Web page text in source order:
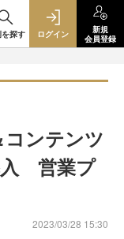
探す ログイン
新規
会員登録
ンテンツ
入 営業プ
2023/03/28 15:30